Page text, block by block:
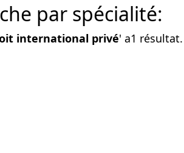
par spécialité:
international privé' a1 résultat.